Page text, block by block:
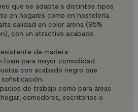
que se adapta a distintos tipos
en hogares como en hostelería.
calidad en color arena (95%
con un atractivo acabado
de madera
para mayor comodidad.
con acabado negro que
de trabajo como para áreas
comedores, escritorios o